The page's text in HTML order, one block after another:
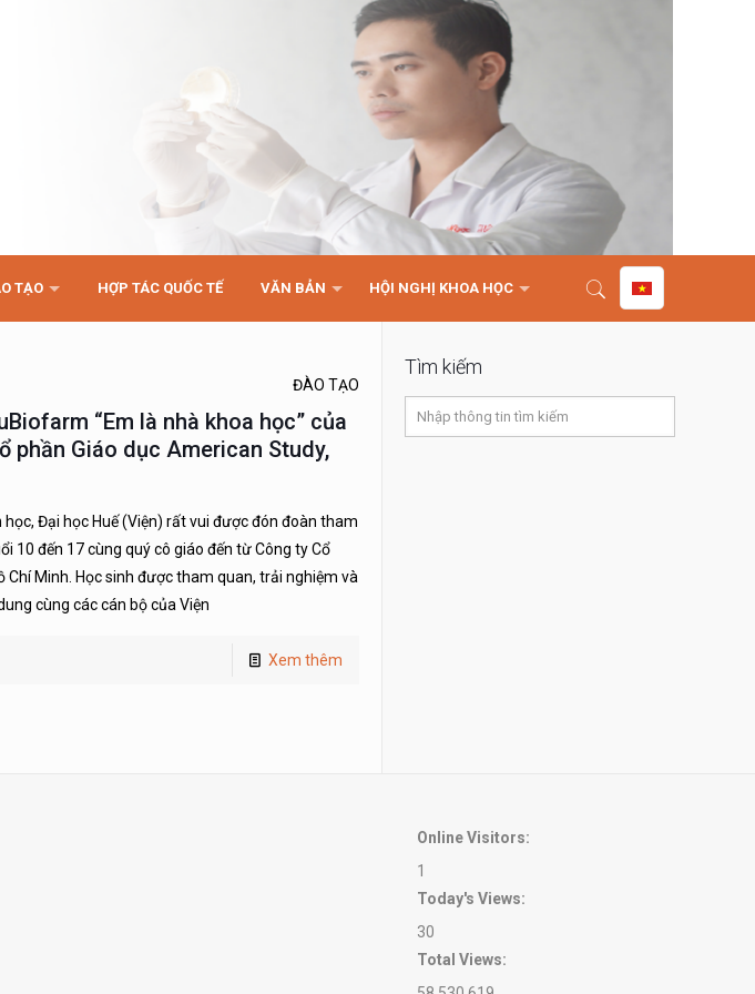
TẠO HỢP TÁC QUỐC TẾ VĂN BẢN HỘI NGHỊ KHOA HỌC
ĐÀO TẠO
“Em là nhà khoa học” của
phần Giáo dục American Study,
Đại học Huế (Viện) rất vui được đón đoàn tham
10 đến 17 cùng quý cô giáo đến từ Công ty Cổ
Chí Minh. Học sinh được tham quan, trải nghiệm và
cùng các cán bộ của Viện
Xem thêm
Tìm kiếm
Online Visitors:
1
Today's Views:
30
Total Views: